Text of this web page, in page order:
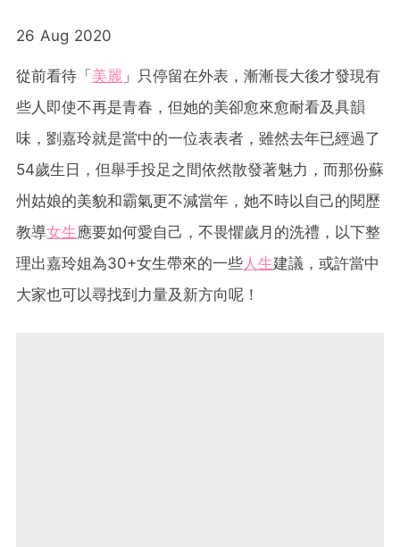
26 Aug 2020
從前看待「美麗 」只停留在外表，漸漸長大後才發現有
些人即使不再是青春，但她的美卻愈來愈耐看及具韻
味，劉嘉玲就是當中的一位表表者，雖然去年已經過了
54歲生日，但舉手投足之間依然散發著魅力，而那份蘇
州姑娘的美貌和霸氣更不減當年，她不時以自己的閱歷
教導女生 應要如何愛自己，不畏懼歲月的洗禮，以下整
理出嘉玲姐為30+女生帶來的一些 人生建議，或許當中
大家也可以尋找到力量及新方向呢！